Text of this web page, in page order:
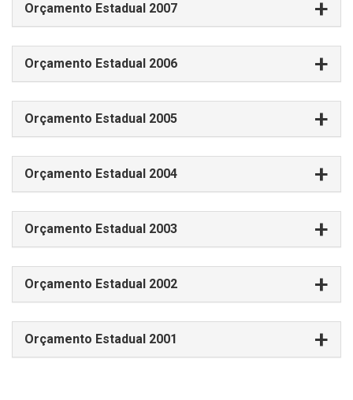
Orçamento Estadual 2007
Orçamento Estadual 2006
Orçamento Estadual 2005
Orçamento Estadual 2004
Orçamento Estadual 2003
Orçamento Estadual 2002
Orçamento Estadual 2001